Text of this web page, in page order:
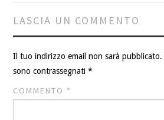
LASCIA UN COMMENTO
Il tuo indirizzo email non sarà pubblicato.
sono contrassegnati*
COMMENTO *